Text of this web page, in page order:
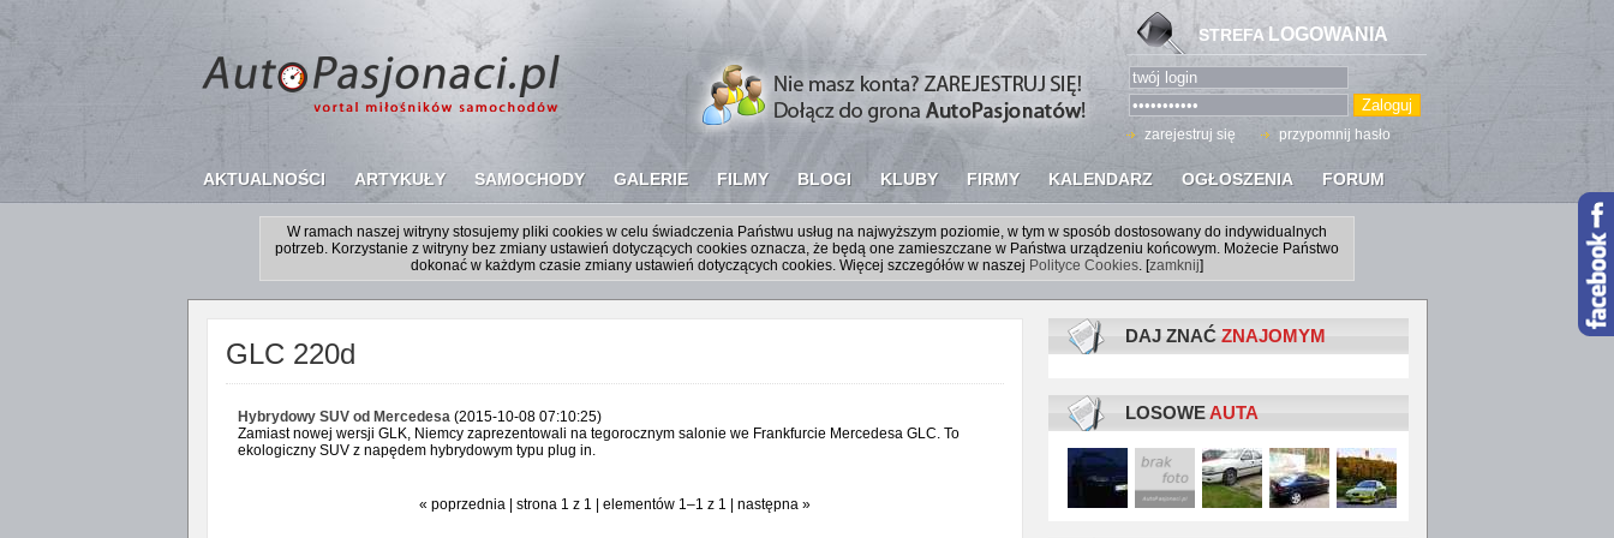
AKTUALNOŚCI ARTYKUŁY SAMOCHODY GALERIE FILMY BLOGI KLUBY FIRMY KALENDARZ OGŁOSZENIA FORUM
STREFA LOGOWANIA
zarejestruj się przypomnij hasło
W ramach naszej witryny stosujemy pliki cookies w celu świadczenia Państwu usług na najwyższym poziomie, w tym w sposób dostosowany do indywidualnych
potrzeb. Korzystanie z witryny bez zmiany ustawień dotyczących cookies oznacza, że będą one zamieszczane w Państwa urządzeniu końcowym. Możecie Państwo
dokonać w każdym czasie zmiany ustawień dotyczących cookies. Więcej szczegółów w naszej Polityce Cookies. [zamknij]
GLC 220d
Hybrydowy SUV od Mercedesa(2015-10-08 07:10:25)
Zamiast nowej wersji GLK, Niemcy zaprezentowali na tegorocznym salonie we Frankfurcie Mercedesa GLC. To
ekologiczny SUV z napędem hybrydowym typu plug in.
« poprzednia | strona 1 z 1 | elementów 1–1 z 1 | następna »
DAJ ZNAĆ ZNAJOMYM
LOSOWEAUTA